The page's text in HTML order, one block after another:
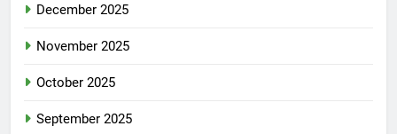
December 2025
November 2025
October 2025
September 2025